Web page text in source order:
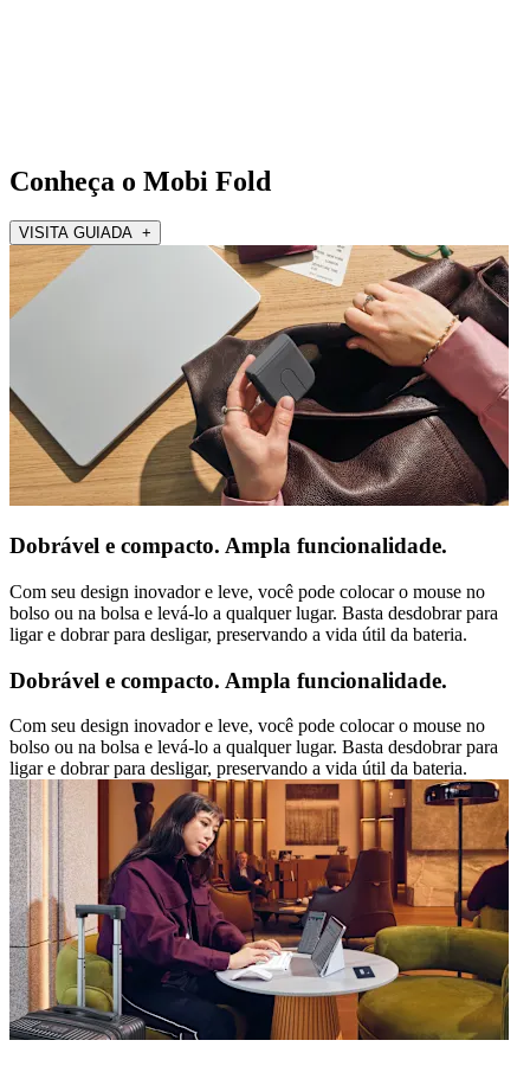
Conheça o Mobi Fold
VISITA GUIADA +
Dobrável e compacto. Ampla funcionalidade.
Com seu design inovador e leve, você pode colocar o mouse no
bolso ou na bolsa e levá-lo a qualquer lugar. Basta desdobrar para
ligar e dobrar para desligar, preservando a vida útil da bateria.
Dobrável e compacto. Ampla funcionalidade.
Com seu design inovador e leve, você pode colocar o mouse no
bolso ou na bolsa e levá-lo a qualquer lugar. Basta desdobrar para
ligar e dobrar para desligar, preservando a vida útil da bateria.